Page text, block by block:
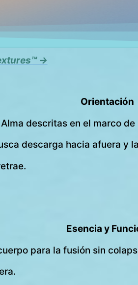
→
Orientación
descritas en el marco
descarga hacia afuera y
Esencia y
para la fusión sin